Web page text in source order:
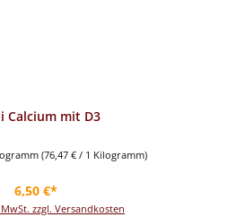
Calcium mit D3
(76,47 € / 1 Kilogramm)
Regulärer Preis:
6,50 €*
zzgl. Versandkosten